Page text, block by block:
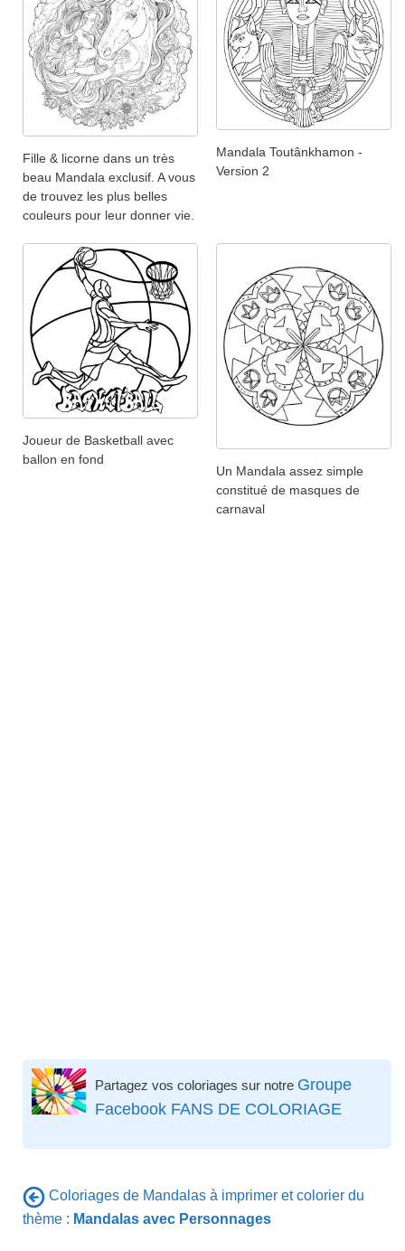
Fille & licorne dans un très
beau Mandala exclusif. A vous
de trouvez les plus belles
couleurs pour leur donner vie.
Mandala Toutânkhamon -
Version 2
Joueur de Basketball avec
ballon en fond
Un Mandala assez simple
constitué de masques de
carnaval
Partagez vos coloriages sur notre Groupe
Facebook FANS DE COLORIAGE
Coloriages de Mandalas à imprimer et colorier du
thème : Mandalas avec Personnages